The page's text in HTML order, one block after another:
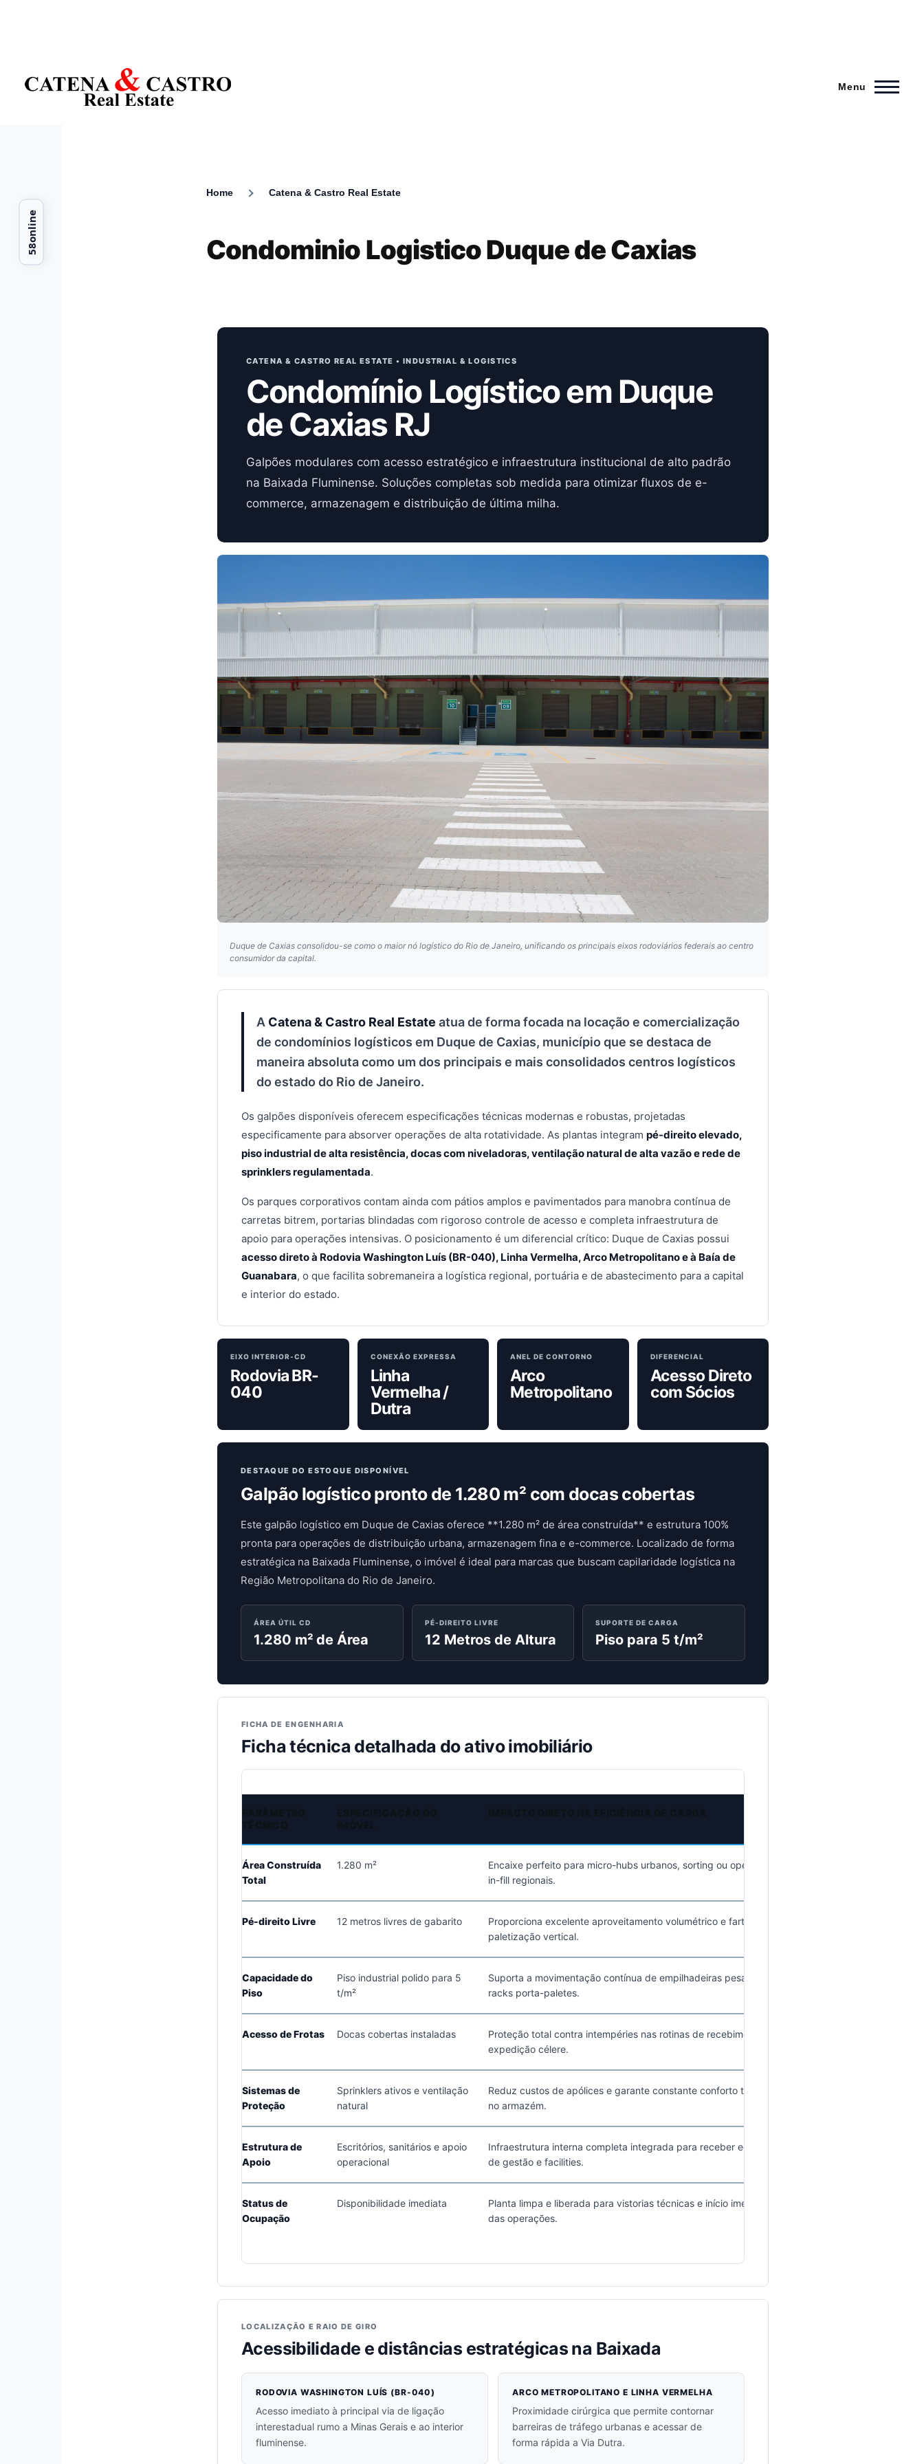
Menu
Home Catena & Castro Real Estate
Condominio Logistico Duque de Caxias
CATENA & CASTRO REAL ESTATE • INDUSTRIAL & LOGISTICS
Condomínio Logístico em Duque
de Caxias RJ
Galpões modulares com acesso estratégico e infraestrutura institucional de alto padrão
na Baixada Fluminense. Soluções completas sob medida para otimizar fluxos de e-
commerce, armazenagem e distribuição de última milha.
Duque de Caxias consolidou-se como o maior nó logístico do Rio de Janeiro, unificando os principais eixos rodoviários federais ao centro
consumidor da capital.
A Catena & Castro Real Estate atua de forma focada na locação e comercialização
de condomínios logísticos em Duque de Caxias, município que se destaca de
maneira absoluta como um dos principais e mais consolidados centros logísticos
do estado do Rio de Janeiro.
Os galpões disponíveis oferecem especificações técnicas modernas e robustas, projetadas
especificamente para absorver operações de alta rotatividade. As plantas integram pé-direito elevado,
piso industrial de alta resistência, docas com niveladoras, ventilação natural de alta vazão e rede de
sprinklers regulamentada.
Os parques corporativos contam ainda com pátios amplos e pavimentados para manobra contínua de
carretas bitrem, portarias blindadas com rigoroso controle de acesso e completa infraestrutura de
apoio para operações intensivas. O posicionamento é um diferencial crítico: Duque de Caxias possui
acesso direto à Rodovia Washington Luís (BR-040), Linha Vermelha, Arco Metropolitano e à Baía de
Guanabara, o que facilita sobremaneira a logística regional, portuária e de abastecimento para a capital
e interior do estado.
EIXO INTERIOR-CD
Rodovia BR-
040
CONEXÃO EXPRESSA
Linha
Vermelha /
Dutra
ANEL DE CONTORNO
Arco
Metropolitano
DIFERENCIAL
Acesso Direto
com Sócios
DESTAQUE DO ESTOQUE DISPONÍVEL
Galpão logístico pronto de 1.280 m² com docas cobertas
Este galpão logístico em Duque de Caxias oferece **1.280 m² de área construída** e estrutura 100%
pronta para operações de distribuição urbana, armazenagem fina e e-commerce. Localizado de forma
estratégica na Baixada Fluminense, o imóvel é ideal para marcas que buscam capilaridade logística na
Região Metropolitana do Rio de Janeiro.
ÁREA ÚTIL CD
1.280 m² de Área
PÉ-DIREITO LIVRE
12 Metros de Altura
SUPORTE DE CARGA
Piso para 5 t/m²
FICHA DE ENGENHARIA
Ficha técnica detalhada do ativo imobiliário
Área Construída
Total
1.280 m²
Encaixe perfeito para micro-hubs urbanos, sorting ou operações
in-fill regionais.
Pé-direito Livre 12 metros livres de gabarito
Proporciona excelente aproveitamento volumétrico e farta
paletização vertical.
Capacidade do
Piso
Piso industrial polido para 5
t/m²
Suporta a movimentação contínua de empilhadeiras pesadas e
racks porta-paletes.
Acesso de Frotas Docas cobertas instaladas
Proteção total contra intempéries nas rotinas de recebimento e
expedição célere.
Sistemas de
Proteção
Sprinklers ativos e ventilação
natural
Reduz custos de apólices e garante constante conforto térmico
no armazém.
Estrutura de
Apoio
Escritórios, sanitários e apoio
operacional
Infraestrutura interna completa integrada para receber equipes
de gestão e facilities.
Status de
Ocupação
Disponibilidade imediata
Planta limpa e liberada para vistorias técnicas e início imediato
das operações.
LOCALIZAÇÃO E RAIO DE GIRO
Acessibilidade e distâncias estratégicas na Baixada
RODOVIA WASHINGTON LUÍS (BR-040)
Acesso imediato à principal via de ligação
interestadual rumo a Minas Gerais e ao interior
fluminense.
ARCO METROPOLITANO E LINHA VERMELHA
Proximidade cirúrgica que permite contornar
barreiras de tráfego urbanas e acessar de
forma rápida a Via Dutra.